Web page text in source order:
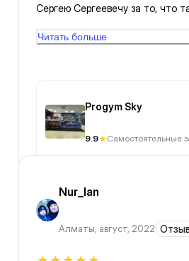
Сергею Сергеевечу за то, что
попался приветливый даже к
Читать больше
Progym Sky
9.9 Самостоятельные
Nur_lan
Алматы, август, 2022